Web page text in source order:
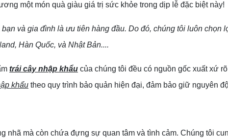
một món quà giàu giá trị sức khỏe trong dịp lễ đặc biệt này!
và gia đình là ưu tiên hàng đầu. Do đó, chúng tôi luôn
Hàn Quốc, và Nhật Bản....
trái cây nhập khẩu của chúng tôi đều có nguồn gốc xuất xứ
khẩu theo quy trình bảo quản hiện đại, đảm bảo giữ nguyên
nhã mà còn chứa đựng sự quan tâm và tình cảm. Chúng tôi